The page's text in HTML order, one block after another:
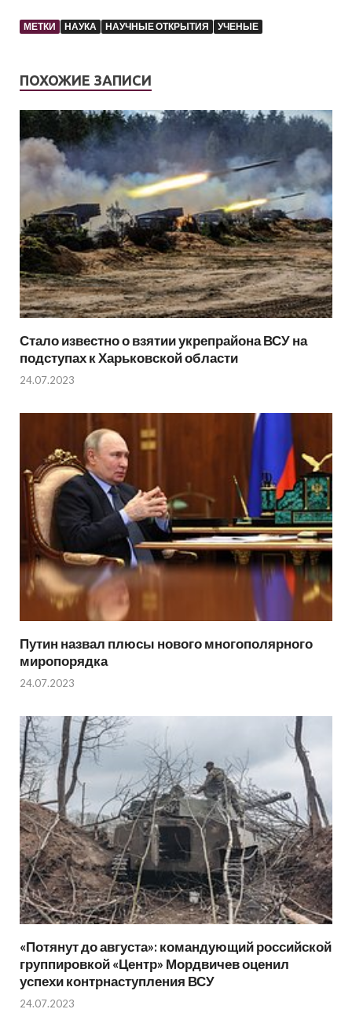
МЕТКИ НАУКА НАУЧНЫЕ ОТКРЫТИЯ УЧЕНЫЕ
ПОХОЖИЕ ЗАПИСИ
Стало известно о взятии укрепрайона ВСУ на
подступах к Харьковской области
24.07.2023
Путин назвал плюсы нового многополярного
миропорядка
24.07.2023
«Потянут до августа»: командующий российской
группировкой «Центр» Мордвичев оценил
успехи контрнаступления ВСУ
24.07.2023